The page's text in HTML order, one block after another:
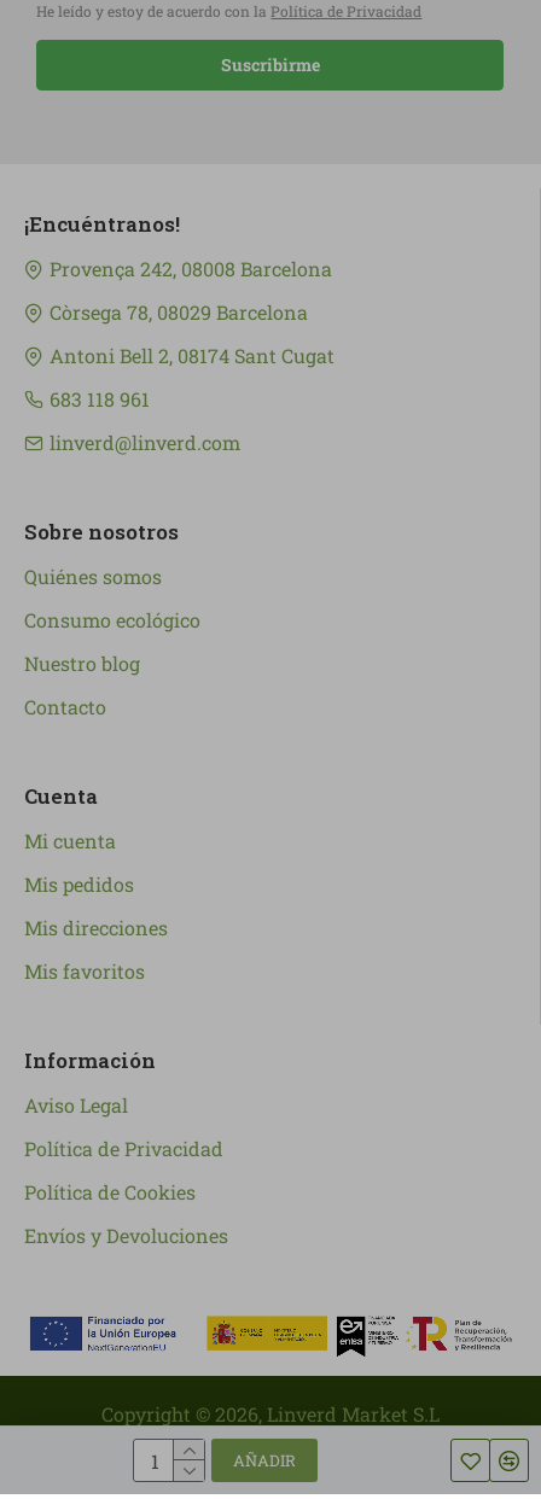
AÑADIR
He leído y estoy de acuerdo con la Política de Privacidad
Suscribirme
¡Encuéntranos!
Provença 242, 08008 Barcelona
Còrsega 78, 08029 Barcelona
Antoni Bell 2, 08174 Sant Cugat
683 118 961
linverd@linverd.com
Sobre nosotros
Quiénes somos
Consumo ecológico
Nuestro blog
Contacto
Cuenta
Mi cuenta
Mis pedidos
Mis direcciones
Mis favoritos
Información
Aviso Legal
Política de Privacidad
Política de Cookies
Envíos y Devoluciones
Copyright © 2026, Linverd Market S.L